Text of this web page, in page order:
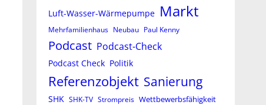
Luft-Wasser-Wärmepumpe Markt
Mehrfamilienhaus Neubau Paul Kenny
Podcast Podcast-Check
Podcast Check Politik
Referenzobjekt Sanierung
SHK SHK-TV Strompreis Wettbewerbsfähigkeit